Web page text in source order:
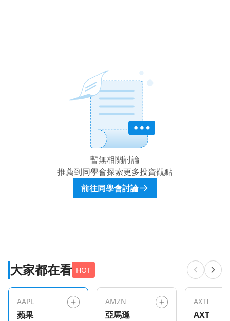
暫無相關討論
推薦到同學會探索更多投資觀點
前往同學會討論
大家都在看 HOT
AAPL
蘋果
AMZN
亞馬遜
AXTI
AXT